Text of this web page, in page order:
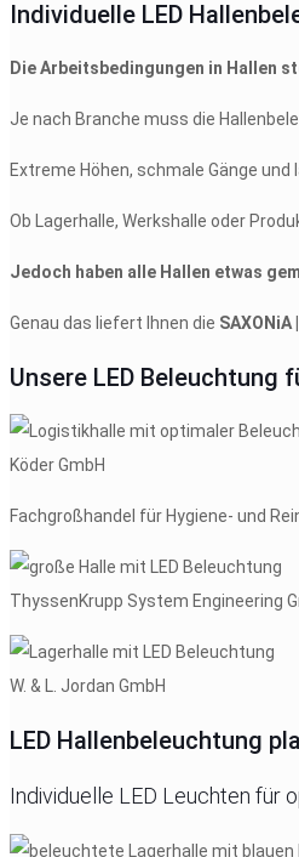
Individuelle LED
Die Arbeitsbedingungen in Hallen
Je nach Branche muss die
Extreme Höhen, schmale Gänge
Ob Lagerhalle, Werkshalle oder
Jedoch haben alle Hallen etwas
Genau das liefert Ihnen die SAXONiA
Unsere LED Beleuchtung
Köder GmbH
Fachgroßhandel für Hygiene- und
ThyssenKrupp System Engineering
W. & L. Jordan GmbH
LED Hallen­beleuchtung
Individuelle LED Leuchten für